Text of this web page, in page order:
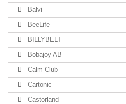
Balvi
BeeLife
BILLYBELT
Bobajoy AB
Calm Club
Cartonic
Castorland